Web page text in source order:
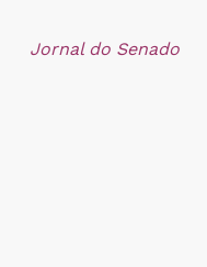
Jornal do Senado